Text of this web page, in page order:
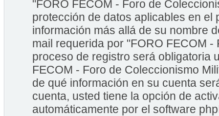
"FORO FECOM - Foro de
protección de datos aplicables en
información más allá de su nombre
mail requerida por "FORO FECOM
proceso de registro será obligatoria
FECOM - Foro de Coleccionismo
de qué información en su cuenta
cuenta, usted tiene la opción de
automáticamente por el software